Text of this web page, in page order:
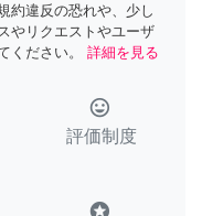
約違反の恐れや、少し
やリクエストやユーザ
ください。
詳細を見る
tag_faces
評価制度
stars